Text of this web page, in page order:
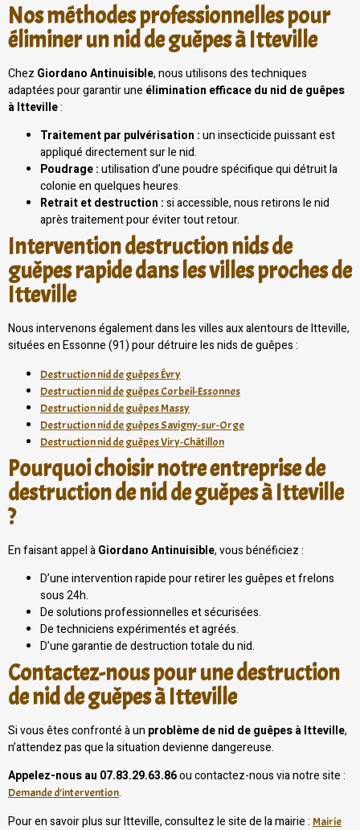
Nos méthodes professionnelles pour
éliminer un nid de guêpes à Itteville
Chez Giordano Antinuisible, nous utilisons des techniques
adaptées pour garantir une élimination efficace du nid de guêpes
à Itteville:
Traitement par pulvérisation :un insecticide puissant est
appliqué directement sur le nid.
Poudrage :utilisation d’une poudre spécifique qui détruit la
colonie en quelques heures.
Retrait et destruction :si accessible, nous retirons le nid
après traitement pour éviter tout retour.
Intervention destruction nids de
guêpes rapide dans les villes proches de
Itteville
Nous intervenons également dans les villes aux alentours de Itteville,
situées en Essonne (91) pour détruire les nids de guêpes :
Destruction nid de guêpes Évry
Destruction nid de guêpes Corbeil-Essonnes
Destruction nid de guêpes Massy
Destruction nid de guêpes Savigny-sur-Orge
Destruction nid de guêpes Viry-Châtillon
Pourquoi choisir notre entreprise de
destruction de nid de guêpes à Itteville
?
En faisant appel àGiordano Antinuisible, vous bénéficiez :
D’une intervention rapide pour retirer les guêpes et frelons
sous 24h.
De solutions professionnelles et sécurisées.
De techniciens expérimentés et agréés.
D’une garantie de destruction totale du nid.
Contactez-nous pour une destruction
de nid de guêpes à Itteville
Si vous êtes confronté à un problème de nid de guêpes à Itteville,
n’attendez pas que la situation devienne dangereuse.
Appelez-nous au 07.83.29.63.86ou contactez-nous via notre site :
Demande d’intervention.
Pour en savoir plus sur Itteville, consultez le site de la mairie : Mairie